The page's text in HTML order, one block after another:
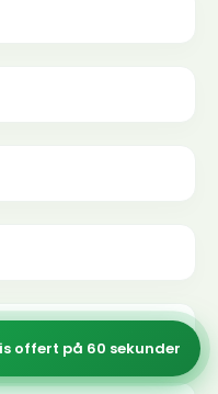
offert på 60 sekunder